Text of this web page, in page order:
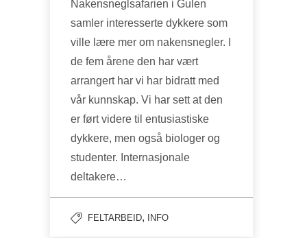
Nakensneglsafarien i Gulen
samler interesserte dykkere som
ville lære mer om nakensnegler. I
de fem årene den har vært
arrangert har vi har bidratt med
vår kunnskap. Vi har sett at den
er ført videre til entusiastiske
dykkere, men også biologer og
studenter. Internasjonale
deltakere…
FELTARBEID, INFO